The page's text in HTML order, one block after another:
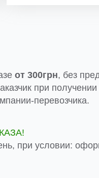
от 300грн, без
при
перевозчика.
при условии: